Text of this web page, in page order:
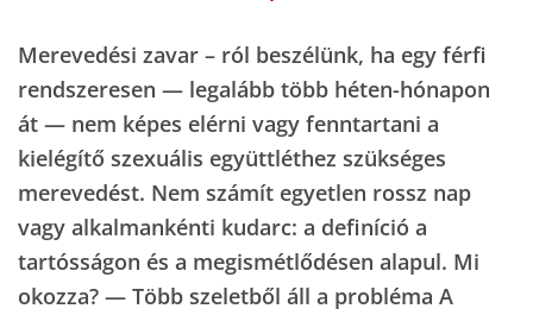
Merevedési zavar – ról beszélünk, ha egy férfi
rendszeresen — legalább több héten-hónapon
át — nem képes elérni vagy fenntartani a
kielégítő szexuális együttléthez szükséges
merevedést. Nem számít egyetlen rossz nap
vagy alkalmankénti kudarc: a definíció a
tartósságon és a megismétlődésen alapul. Mi
okozza? — Több szeletből áll a probléma A